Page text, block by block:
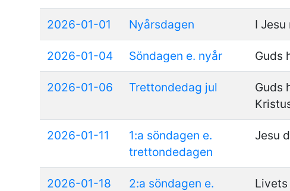
2026-01-01 Nyårsdagen I Jesu
2026-01-04 Söndagen e. nyår Guds
2026-01-06 Trettondedag jul
Guds
2026-01-11
1:a söndagen e.
trettondedagen
Jesu
2026-01-18
2:a söndagen e.
Livets